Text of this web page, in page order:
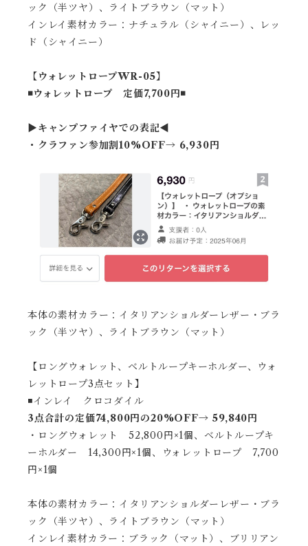
ック（半ツヤ）、ライトブラウン（マット）
インレイ素材カラー：ナチュラル（シャイニー）、レッ
ド（シャイニー）
【ウォレットロープWR-05】
◾️ウォレットロープ 定価7,700円◾️
▶︎キャンプファイヤでの表記◀︎
・クラファン参加割10%OFF→ 6,930円
本体の素材カラー：イタリアンショルダーレザー・ブラ
ック（半ツヤ）、ライトブラウン（マット）
【ロングウォレット、ベルトループキーホルダー、ウォ
レットロープ3点セット】
◾️インレイ クロコダイル
3点合計の定価74,800円の20%OFF→ 59,840円
・ロングウォレット 52,800円×1個、ベルトループキ
ーホルダー 14,300円×1個、ウォレットロープ 7,700
円×1個
本体の素材カラー：イタリアンショルダーレザー・ブラ
ック（半ツヤ）、ライトブラウン（マット）
インレイ素材カラー：ブラック（マット）、ブリリアン